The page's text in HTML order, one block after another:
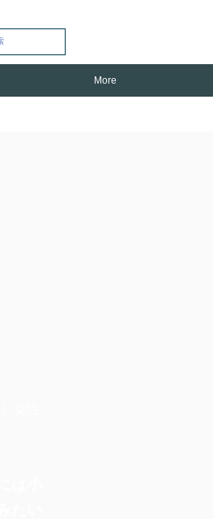
More
は小
たい